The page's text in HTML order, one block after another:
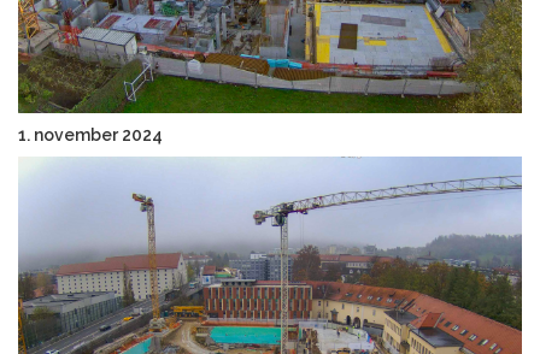
1. november 2024